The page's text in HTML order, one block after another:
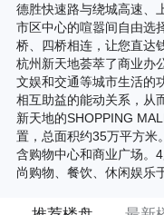
德胜快速路与绕城高速、
市区中心的喧嚣间自由选
桥、四桥相连，让您直达
杭州新天地荟萃了商业办
文娱和交通等城市生活的
相互助益的能动关系，从
新天地的SHOPPING
置，总面积约35万平方米
含购物中心和商业广场。
尚购物、餐饮、休闲娱乐